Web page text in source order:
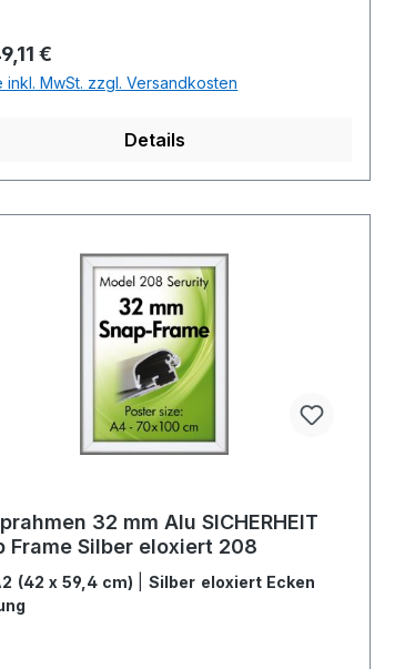
Preis:
€
inkl. MwSt. zzgl. Versandkosten
Details
32 mm Alu SICHERHEIT
Frame Silber eloxiert 208
(42 x 59,4 cm) |Silber eloxiert Ecken